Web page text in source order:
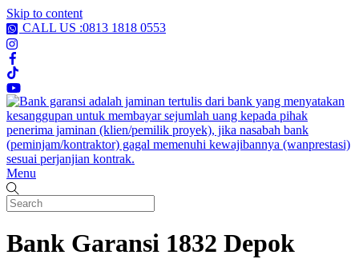
Skip to content
CALL US :0813 1818 0553
Menu
Bank Garansi 1832 Depok